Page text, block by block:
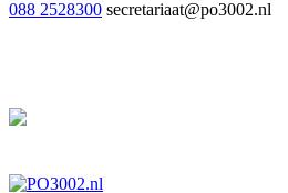
088 2528300 secretariaat@po3002.nl